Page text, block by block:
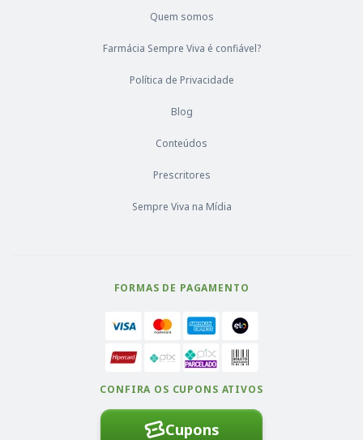
Quem somos
Farmácia Sempre Viva é confiável?
Política de Privacidade
Blog
Conteúdos
Prescritores
Sempre Viva na Mídia
FORMAS DE PAGAMENTO
CONFIRA OS CUPONS ATIVOS
Cupons